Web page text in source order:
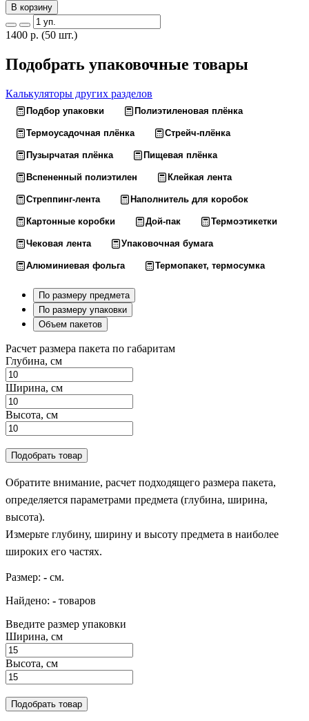
В корзину
1400 р. (50 шт.)
Подобрать упаковочные товары
Калькуляторы других разделов
Подбор упаковки Полиэтиленовая плёнка
Термоусадочная плёнка Стрейч-плёнка
Пузырчатая плёнка Пищевая плёнка
Вспененный полиэтилен Клейкая лента
Стреппинг-лента Наполнитель для коробок
Картонные коробки Дой-пак Термоэтикетки
Чековая лента Упаковочная бумага
Алюминиевая фольга Термопакет, термосумка
По размеру предмета
По размеру упаковки
Объем пакетов
Расчет размера пакета по габаритам
Глубина, см
Ширина, см
Высота, см
Подобрать товар
Обратите внимание, расчет подходящего размера пакета,
определяется параметрами предмета (глубина, ширина,
высота).
Измерьте глубину, ширину и высоту предмета в наиболее
широких его частях.
Размер: - см.
Найдено: - товаров
Введите размер упаковки
Ширина, см
Высота, см
Подобрать товар